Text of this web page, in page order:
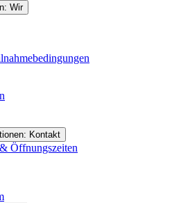
Wir
Kontakt
Öffnungszeiten